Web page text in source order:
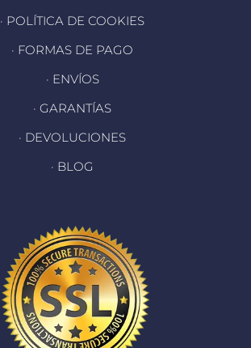
· POLÍTICA DE COOKIES
· FORMAS DE PAGO
· ENVÍOS
· GARANTÍAS
· DEVOLUCIONES
· BLOG